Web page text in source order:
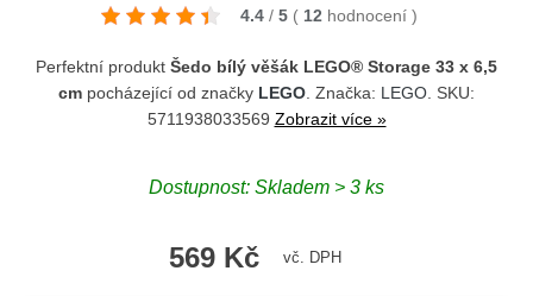
4.4 / 5 ( 12 hodnocení )
Perfektní produkt Šedo bílý věšák LEGO® Storage 33 x 6,5
cm pocházející od značky LEGO . Značka: LEGO . SKU:
5711938033569 Zobrazit více »
Dostupnost: Skladem > 3 ks
569 Kč vč. DPH